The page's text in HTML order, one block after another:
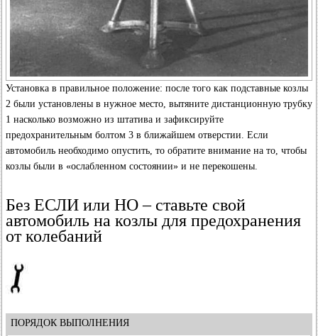
Установка в правильное положение: после того как подставные козлы
2 были установлены в нужное место, вытяните дистанционную трубку
1 насколько возможно из штатива и зафиксируйте
предохранительным болтом 3 в ближайшем отверстии. Если
автомобиль необходимо опустить, то обратите внимание на то, чтобы
козлы были в «ослабленном состоянии» и не перекошены.
Без ЕСЛИ или НО – ставьте свой
автомобиль на козлы для предохранения
от колебаний
ПОРЯДОК ВЫПОЛНЕНИЯ